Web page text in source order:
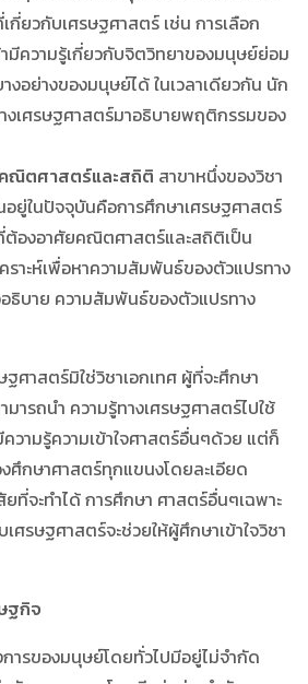
กี่ยวกับเศรษฐศาสตร์ เช่น การเลือก
มีความรู้เกี่ยวกับจิตวิทยาของมนุษย์ย่อม
างอย่างของมนุษย์ได้ ในเวลาเดียวกัน นัก
งเศรษฐศาสตร์มาอธิบายพฤติกรรมของ
ณิตศาสตร์และสถิติ สาขาหนึ่งของวิชา
ยู่ในปัจจุบันคือการศึกษาเศรษฐศาสตร์
ต้องอาศัยคณิตศาสตร์และสถิติเป็น
ราะห์เพื่อหาความสัมพันธ์ของตัวแปรทาง
ธิบาย ความสัมพันธ์ของตัวแปรทาง
ฐศาสตร์มิใช่วิชาเอกเทศ ผู้ที่จะศึกษา
ารถนำ ความรู้ทางเศรษฐศาสตร์ไปใช้
วามรู้ความเข้าใจศาสตร์อื่นๆด้วย แต่ก็
ศึกษาศาสตร์ทุกแขนงโดยละเอียด
ยที่จะทำได้ การศึกษา ศาสตร์อื่นๆเฉพาะ
รษฐศาสตร์จะช่วยให้ผู้ศึกษาเข้าใจวิชา
ฐกิจ
รของมนุษย์โดยทั่วไปมีอยู่ไม่จำกัด